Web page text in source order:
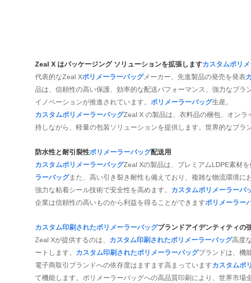
Zeal X はパッケージング ソリューションを拡張しますカスタムポリ
代表的なZeal Xポリメーラーバッグメーカー、先進製品の発売を発表
品は、信頼性の高い保護、効率的な配送パフォーマンス、強力なブ
イノベーションが推進されています。 ポリメーラーバッグ生産。
カスタムポリメーラーバッグZeal X の製品は、衣料品の梱包、オンラ
持しながら、軽量の包装ソリューションを提供します。世界的なブラ
防水性と耐引裂性ポリメーラーバッグ配送用
カスタムポリメーラーバッグZeal Xの製品は、プレミアムLDPE素材を
ラーバッグまた、高い引き裂き耐性も備えており、複雑な物流環境に
強力な粘着シール技術で安全性を高めます。 カスタムポリメーラーバ
企業は信頼性の高いものから利益を得ることができますポリメーラー
カスタム印刷されたポリメーラーバッグブランドアイデンティティの
Zeal Xが提供するのは、 カスタム印刷されたポリメーラーバッグ高度
ートします。 カスタム印刷されたポリメーラーバッグブランドは、機
電子商取引ブランドへの依存度はますます高まっていますカスタムポ
て機能します。ポリメーラーバッグへの高品質印刷により、世界市場